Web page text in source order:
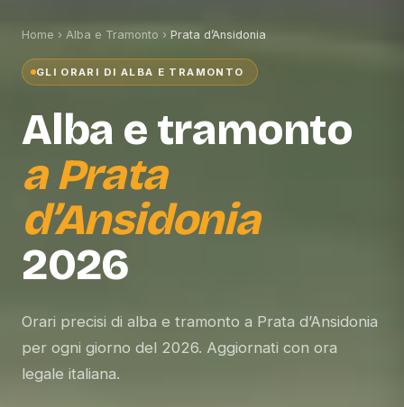
Home › Alba e Tramonto › Prata d’Ansidonia
GLI ORARI DI ALBA E TRAMONTO
Alba e tramonto
aPrata
d’Ansidonia
2026
Orari precisi di alba e tramonto a Prata d’Ansidonia
per ogni giorno del 2026. Aggiornati con ora
legale italiana.